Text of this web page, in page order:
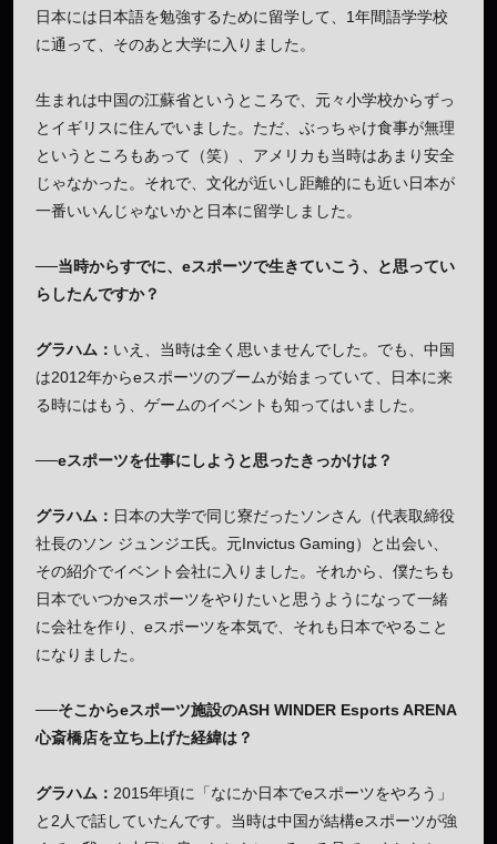
日本には日本語を勉強するために留学して、1年間語学学校
に通って、そのあと大学に入りました。
生まれは中国の江蘇省というところで、元々小学校からずっ
とイギリスに住んでいました。ただ、ぶっちゃけ食事が無理
というところもあって（笑）、アメリカも当時はあまり安全
じゃなかった。それで、文化が近いし距離的にも近い日本が
一番いいんじゃないかと日本に留学しました。
──当時からすでに、eスポーツで生きていこう、と思ってい
らしたんですか？
グラハム： いえ、当時は全く思いませんでした。でも、中国
は2012年からeスポーツのブームが始まっていて、日本に来
る時にはもう、ゲームのイベントも知ってはいました。
──eスポーツを仕事にしようと思ったきっかけは？
グラハム： 日本の大学で同じ寮だったソンさん（代表取締役
社長のソン ジュンジエ氏。元Invictus Gaming）と出会い、
その紹介でイベント会社に入りました。それから、僕たちも
日本でいつかeスポーツをやりたいと思うようになって一緒
に会社を作り、eスポーツを本気で、それも日本でやること
になりました。
──そこからeスポーツ施設のASH WINDER Esports ARENA
心斎橋店を立ち上げた経緯は？
グラハム： 2015年頃に「なにか日本でeスポーツをやろう」
と2人で話していたんです。当時は中国が結構eスポーツが強